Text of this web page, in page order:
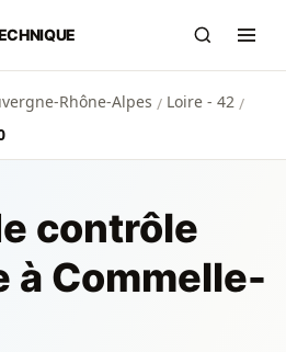
Rhône-Alpes / Loire - 42 /
contrôle
à Commelle-